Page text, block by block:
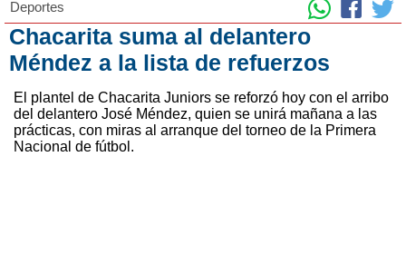
Deportes
Chacarita suma al delantero
Méndez a la lista de refuerzos
El plantel de Chacarita Juniors se reforzó hoy con el arribo
del delantero José Méndez, quien se unirá mañana a las
prácticas, con miras al arranque del torneo de la Primera
Nacional de fútbol.